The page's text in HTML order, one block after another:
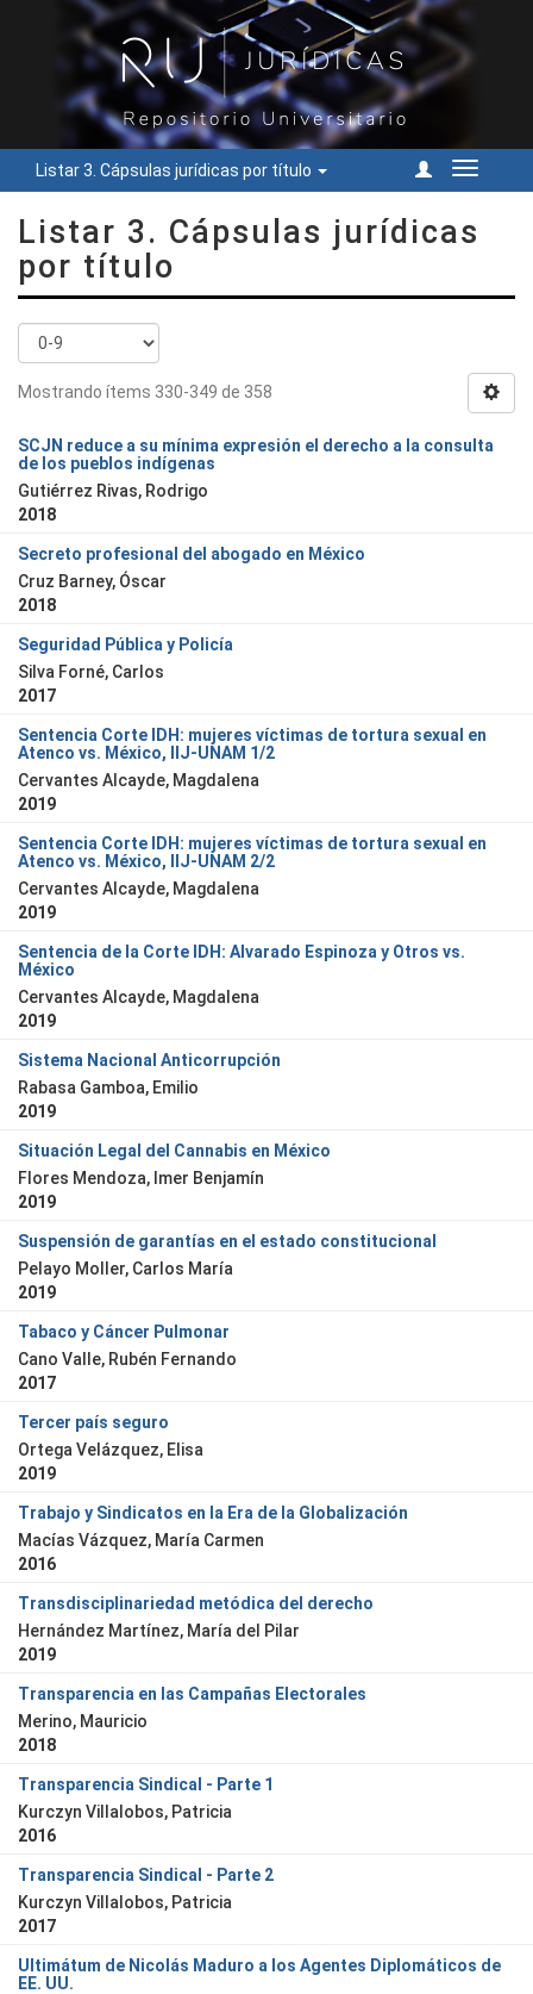
Listar 3. Cápsulas jurídicas por título
Cambiar
Listar 3. Cápsulas jurídicas
por título
Mostrando ítems 330-349 de 358
SCJN reduce a su mínima expresión el derecho a la consulta
de los pueblos indígenas
Gutiérrez Rivas, Rodrigo
2018
Secreto profesional del abogado en México
Cruz Barney, Óscar
2018
Seguridad Pública y Policía
Silva Forné, Carlos
2017
Sentencia Corte IDH: mujeres víctimas de tortura sexual en
Atenco vs. México, IIJ-UNAM 1/2
Cervantes Alcayde, Magdalena
2019
Sentencia Corte IDH: mujeres víctimas de tortura sexual en
Atenco vs. México, IIJ-UNAM 2/2
Cervantes Alcayde, Magdalena
2019
Sentencia de la Corte IDH: Alvarado Espinoza y Otros vs.
México
Cervantes Alcayde, Magdalena
2019
Sistema Nacional Anticorrupción
Rabasa Gamboa, Emilio
2019
Situación Legal del Cannabis en México
Flores Mendoza, Imer Benjamín
2019
Suspensión de garantías en el estado constitucional
Pelayo Moller, Carlos María
2019
Tabaco y Cáncer Pulmonar
Cano Valle, Rubén Fernando
2017
Tercer país seguro
Ortega Velázquez, Elisa
2019
Trabajo y Sindicatos en la Era de la Globalización
Macías Vázquez, María Carmen
2016
Transdisciplinariedad metódica del derecho
Hernández Martínez, María del Pilar
2019
Transparencia en las Campañas Electorales
Merino, Mauricio
2018
Transparencia Sindical - Parte 1
Kurczyn Villalobos, Patricia
2016
Transparencia Sindical - Parte 2
Kurczyn Villalobos, Patricia
2017
Ultimátum de Nicolás Maduro a los Agentes Diplomáticos de
EE. UU.